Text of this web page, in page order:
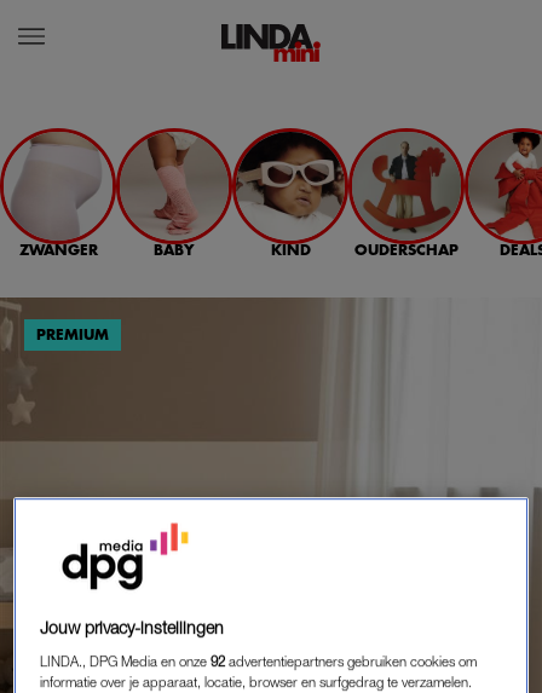
ZWANGER BABY KIND OUDERSCHAP
Jouw privacy-instellingen
LINDA., DPG Media en onze92 advertentiepartners gebruiken cookies om
informatie over je apparaat, locatie, browser en surfgedrag te verzamelen.